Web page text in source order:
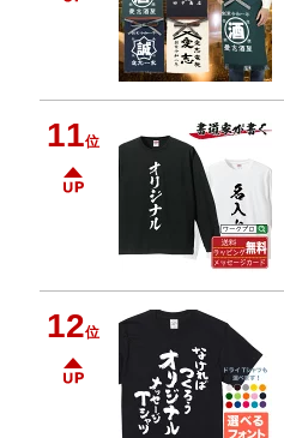
11位
12位